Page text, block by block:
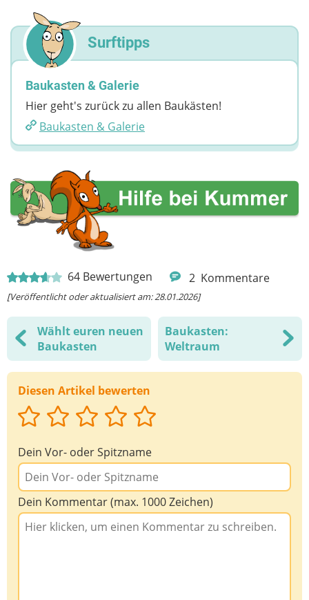
64 Bewertungen 2 Kommentare
[Veröffentlicht oder aktualisiert am: 28.01.2026]
Wählt euren neuen
Baukasten
Baukasten:
Weltraum
Diesen Artikel bewerten
Dein Vor- oder Spitzname
Dein Kommentar (max. 1000 Zeichen)
Surftipps
Baukasten & Galerie
Hier geht's zurück zu allen Baukästen!
Baukasten & Galerie